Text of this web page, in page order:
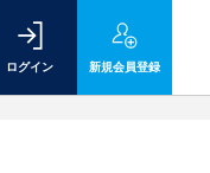
ログイン 新規会員登録